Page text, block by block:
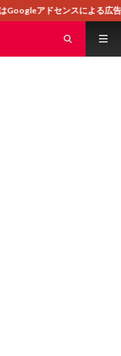
る広告を掲載しております